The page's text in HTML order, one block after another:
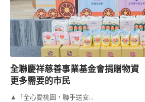
全聯慶祥慈善事業基金會捐贈物
更多需要的市民
▲「全心愛桃園，聯手送安…